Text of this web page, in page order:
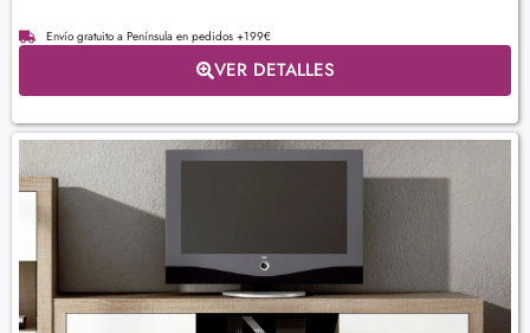
Envío gratuito a Península en pedidos +199€
VER DETALLES